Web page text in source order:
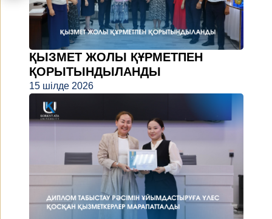
ҚЫЗМЕТ ЖОЛЫ ҚҰРМЕТПЕН
ҚОРЫТЫНДЫЛАНДЫ
15 шілде 2026